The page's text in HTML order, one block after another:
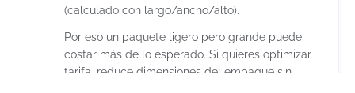
(calculado con largo/ancho/alto).
Por eso un paquete ligero pero grande puede
costar más de lo esperado. Si quieres optimizar
tarifa, reduce dimensiones del empaque sin